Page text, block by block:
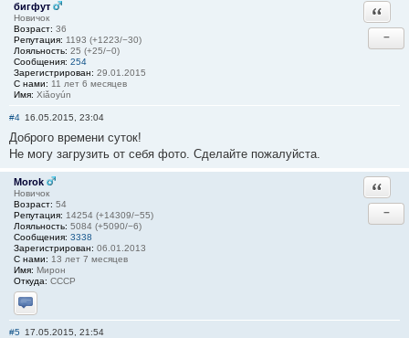
бигфут
Новичок
Возраст: 36
Репутация: 1193 (+1223/−30)
Лояльность: 25 (+25/−0)
Сообщения: 254
Зарегистрирован: 29.01.2015
С нами: 11 лет 6 месяцев
Имя: Xiǎoyún
−
#4 16.05.2015, 23:04
Доброго времени суток!
Не могу загрузить от себя фото. Сделайте пожалуйста.
Morok
Новичок
Возраст: 54
Репутация: 14254 (+14309/−55)
Лояльность: 5084 (+5090/−6)
Сообщения: 3338
Зарегистрирован: 06.01.2013
С нами: 13 лет 7 месяцев
Имя: Мирон
Откуда: СССР
Отправить личное сообщение
−
#5 17.05.2015, 21:54